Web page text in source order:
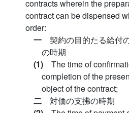
contracts wherein the
contract can be dispensed
order:
一 契約の目的たる給付
の時期
(1) The time of
completion of the
object of the contract;
二 対価の支拂の時期